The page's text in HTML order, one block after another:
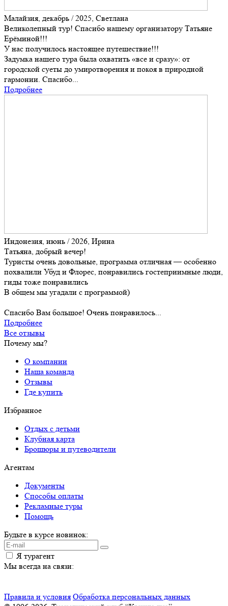
Малайзия, декабрь / 2025, Светлана
Великолепный тур! Спасибо нашему организатору Татьяне
Ерёминой!!!
У нас получилось настоящее путешествие!!!
Задумка нашего тура была охватить «все и сразу»: от
городской суеты до умиротворения и покоя в природной
гармонии. Спасибо...
Подробнее
Индонезия, июнь / 2026, Ирина
Татьяна, добрый вечер!
Туристы очень довольные, программа отличная — особенно
похвалили Убуд и Флорес, понравились гостеприимные люди,
гиды тоже понравились
В общем мы угадали с программой)
Спасибо Вам большое! Очень понравилось...
Подробнее
Все отзывы
Почему мы?
О компании
Наша команда
Отзывы
Где купить
Избранное
Отдых с детьми
Клубная карта
Брошюры и путеводители
Агентам
Документы
Способы оплаты
Рекламные туры
Помощь
Будьте в курсе новинок:
Я турагент
Мы всегда на связи:
Правила и условия Обработка персональных данных